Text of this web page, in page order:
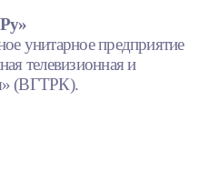
унитарное предприятие
телевизионная и
(ВГТРК).